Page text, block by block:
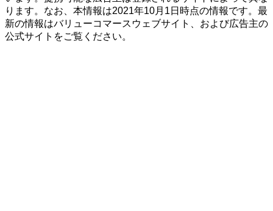
ります。なお、本情報は2021年10月1日時点の情報です。最
新の情報はバリューコマースウェブサイト、および広告主の
公式サイトをご覧ください。